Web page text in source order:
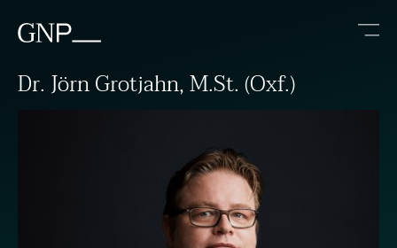
Dr. Jörn Grotjahn, M.St. (Oxf.)